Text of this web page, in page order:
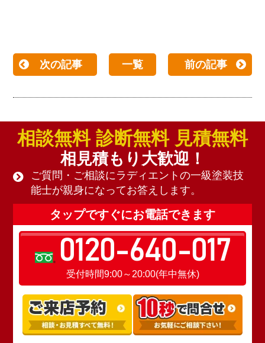
次の記事 一覧 前の記事
相談無料 診断無料 見積無料
相見積もり大歓迎！
ご質問・ご相談にラディエントの一級塗装技
能士が親身になってお答えします。
タップですぐにお電話できます
0120-640-017
受付時間9:00～20:00(年中無休)